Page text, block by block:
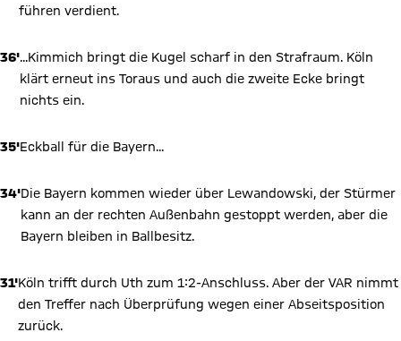
führen verdient.
36'...Kimmich bringt die Kugel scharf in den Strafraum. Köln
klärt erneut ins Toraus und auch die zweite Ecke bringt
nichts ein.
35'Eckball für die Bayern...
34'Die Bayern kommen wieder über Lewandowski, der Stürmer
kann an der rechten Außenbahn gestoppt werden, aber die
Bayern bleiben in Ballbesitz.
31'Köln trifft durch Uth zum 1:2-Anschluss. Aber der VAR nimmt
den Treffer nach Überprüfung wegen einer Abseitsposition
zurück.